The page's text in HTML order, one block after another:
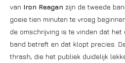
van Iron Reagan zijn de tweede
goeie tien minuten te vroeg
de omschrijving is te vinden dat
band betreft en dat klopt precies.
thrash, die het publiek duidelijk